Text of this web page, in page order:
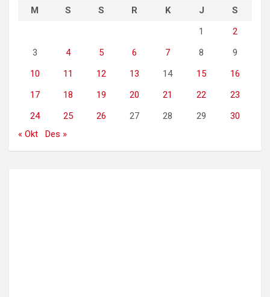
M S S R K J
S
1
2
3
4 5 6 7 8
9
10
11 12 13 14 15
16
17
18 19 20 21 22
23
24
25 26 27 28 29
30
« Okt
Des »